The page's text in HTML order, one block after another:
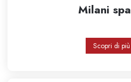
Milani spa
Scopri di più